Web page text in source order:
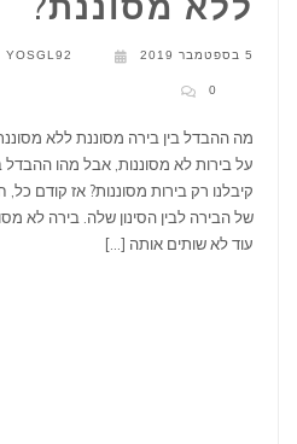
5 בספטמבר 2019 YOSGL92
0
מה ההבדל בין בירה מסוננת ללא
על בירות לא מסוננות, אבל מהו ההבדל
קיבלנו רק בירות מסוננות? אז קודם
של הבירה לבין הסינון שלה. בירה לא
עוד לא שותים אותה […]